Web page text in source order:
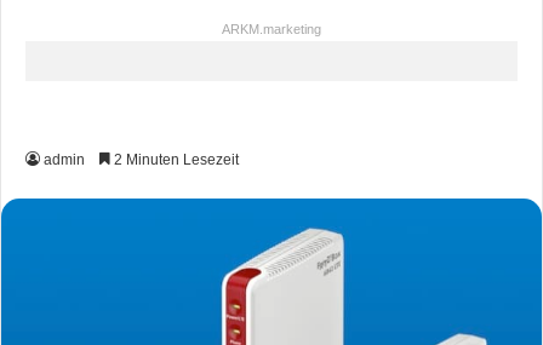
ARKM.marketing
admin 2 Minuten Lesezeit